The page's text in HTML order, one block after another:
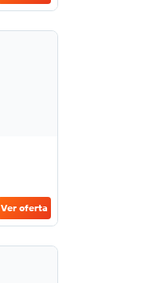
Ver oferta